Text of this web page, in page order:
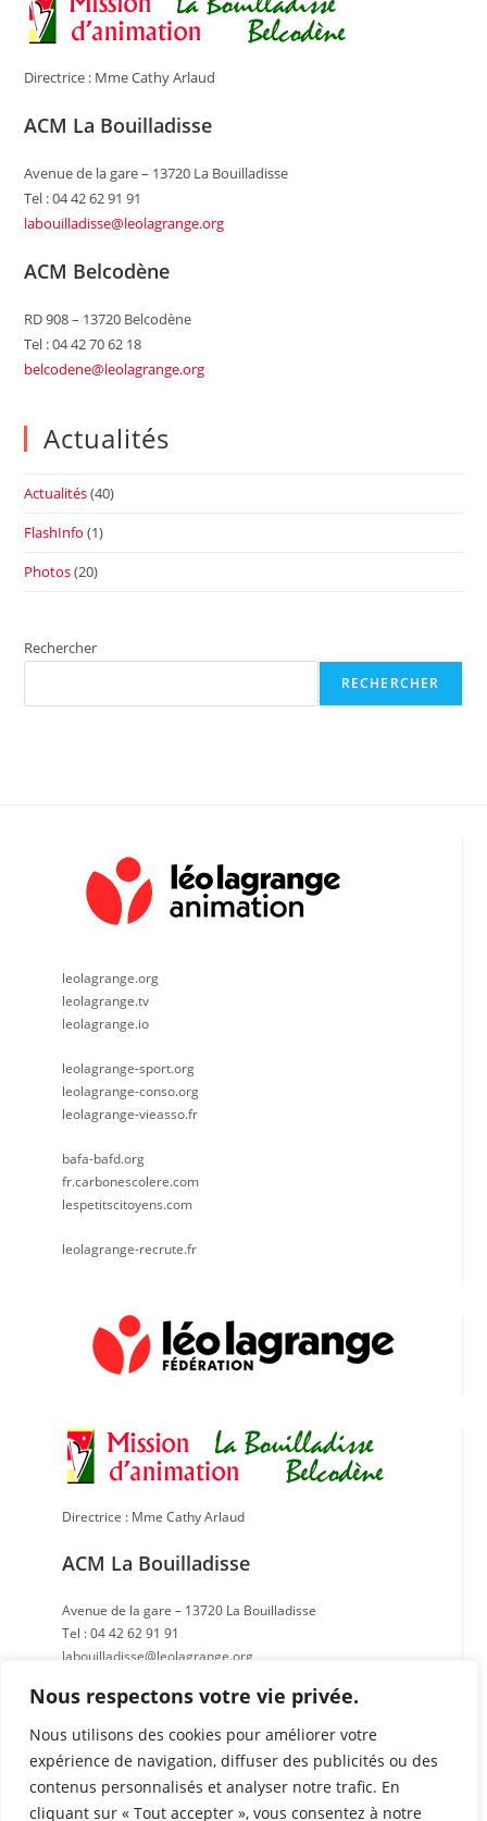
Nous respectons votre vie privée.
Nous utilisons des cookies pour améliorer votre
expérience de navigation, diffuser des publicités ou des
contenus personnalisés et analyser notre trafic. En
cliquant sur « Tout accepter », vous consentez à notre
Directrice : Mme Cathy Arlaud
ACM La Bouilladisse
Avenue de la gare – 13720 La Bouilladisse
Tel : 04 42 62 91 91
labouilladisse@leolagrange.org
ACM Belcodène
RD 908 – 13720 Belcodène
Tel : 04 42 70 62 18
belcodene@leolagrange.org
Actualités
Actualités(40)
FlashInfo (1)
Photos(20)
Rechercher
RECHERCHER
leolagrange.org
leolagrange.tv
leolagrange.io
leolagrange-sport.org
leolagrange-conso.org
leolagrange-vieasso.fr
bafa-bafd.org
fr.carbonescolere.com
lespetitscitoyens.com
leolagrange-recrute.fr
Directrice : Mme Cathy Arlaud
ACM La Bouilladisse
Avenue de la gare – 13720 La Bouilladisse
Tel : 04 42 62 91 91
labouilladisse@leolagrange.org
ACM Belcodène
Tel : 04 42 70 62 18
belcodene@leolagrange.org